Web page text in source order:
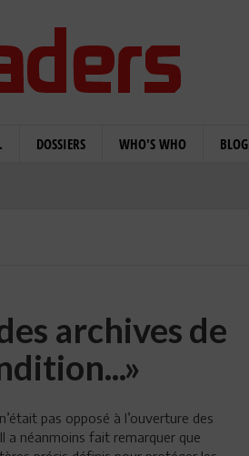
DOSSIERS WHO'S WHO BLOG
archives de
pas opposé à l’ouverture des
a néanmoins fait remarquer que